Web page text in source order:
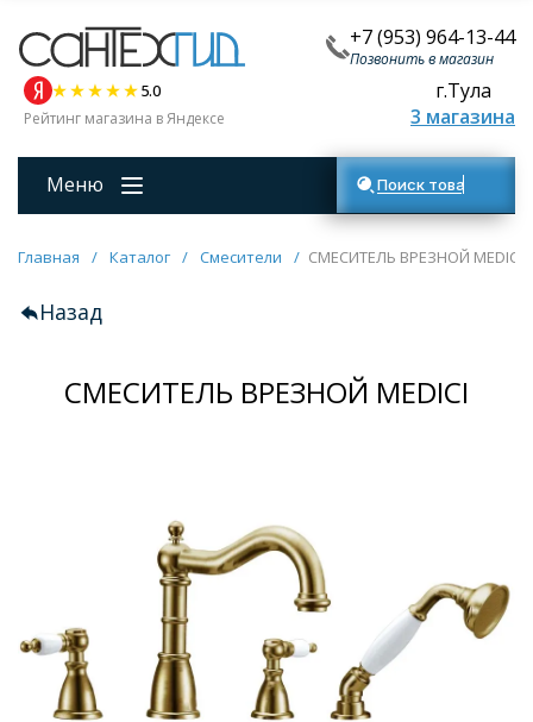
+7 (953) 964-13-44
Позвонить в магазин
5.0
Рейтинг магазина в Яндексе
г.Тула
3 магазина
Меню Поиск товаров
Главная / Каталог / Смесители / СМЕСИТЕЛЬ ВРЕЗНОЙ MEDICI
Назад
СМЕСИТЕЛЬ ВРЕЗНОЙ MEDICI